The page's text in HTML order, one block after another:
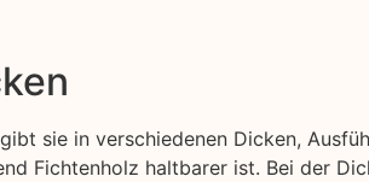
sie in verschiedenen Dicken,
Fichtenholz haltbarer ist. Bei der